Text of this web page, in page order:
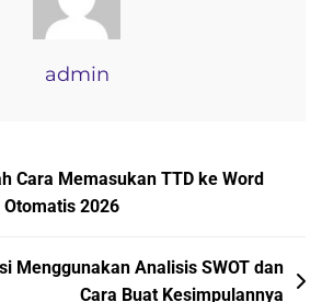
Semester
PDF
admin
Cara Memasukan TTD ke Word
2026
Menggunakan Analisis SWOT dan
Cara Buat Kesimpulannya